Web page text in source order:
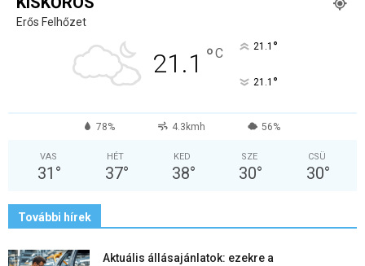
Erős Felhőzet
21.1 °C 21.1 °
21.1 °
78% 4.3kmh 56%
VAS
31 °
HÉT
37°
KED
38°
SZE
30°
CSÜ
30°
További hírek
Aktuális állásajánlatok: ezekre a